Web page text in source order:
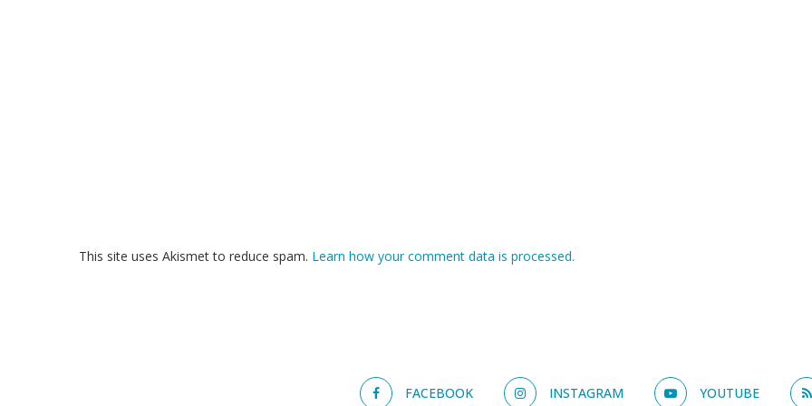
This site uses Akismet to reduce spam. Learn how your comment data is processed.
FACEBOOK INSTAGRAM YOUTUBE